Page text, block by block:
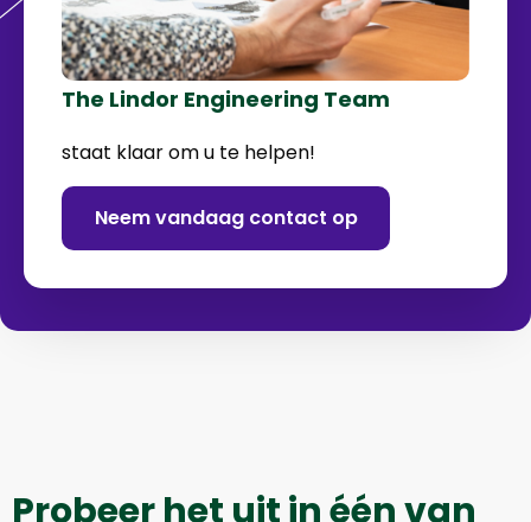
The Lindor Engineering Team
staat klaar om u te helpen!
Neem vandaag contact op
Probeer het uit in één van